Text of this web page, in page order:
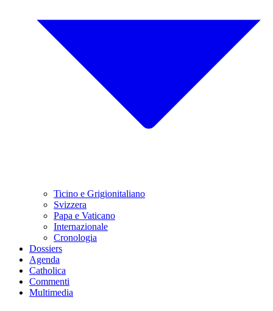
Ticino e Grigionitaliano
Svizzera
Papa e Vaticano
Internazionale
Cronologia
Dossiers
Agenda
Catholica
Commenti
Multimedia